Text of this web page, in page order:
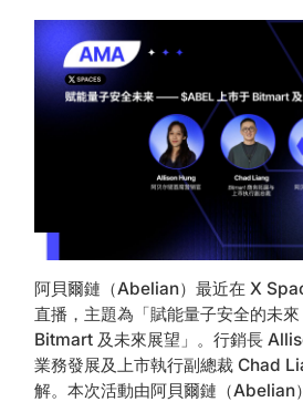
阿貝爾鏈（Abelian）最近在 X
直播，主題為「賦能量子安全的未
Bitmart 及未來展望」。行銷長
業務發展及上市執行副總裁 Chad
解。本次活動由阿貝爾鏈（Abelian